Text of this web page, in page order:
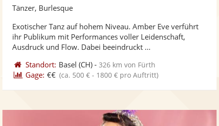
Fotos
Tänzer, Burlesque
Exotischer Tanz auf hohem Niveau. Amber Eve verführt
ihr Publikum mit Performances voller Leidenschaft,
Ausdruck und Flow. Dabei beeindruckt ...
Standort: Basel (CH) -326 km von Fürth
Gage: €€ (ca. 500 € - 1800 € pro Auftritt)